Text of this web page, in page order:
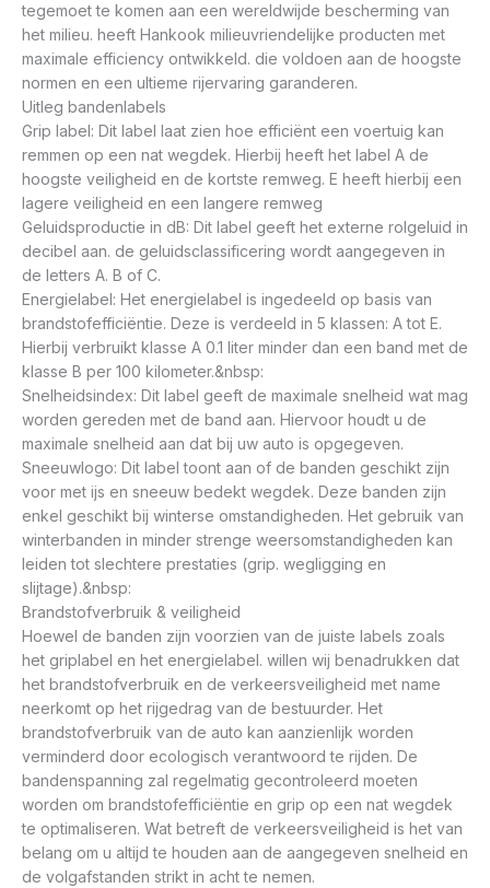
tegemoet te komen aan een wereldwijde bescherming van
het milieu. heeft Hankook milieuvriendelijke producten met
maximale efficiency ontwikkeld. die voldoen aan de hoogste
normen en een ultieme rijervaring garanderen.
Uitleg bandenlabels
Grip label: Dit label laat zien hoe efficiënt een voertuig kan
remmen op een nat wegdek. Hierbij heeft het label A de
hoogste veiligheid en de kortste remweg. E heeft hierbij een
lagere veiligheid en een langere remweg
Geluidsproductie in dB: Dit label geeft het externe rolgeluid in
decibel aan. de geluidsclassificering wordt aangegeven in
de letters A. B of C.
Energielabel: Het energielabel is ingedeeld op basis van
brandstofefficiëntie. Deze is verdeeld in 5 klassen: A tot E.
Hierbij verbruikt klasse A 0.1 liter minder dan een band met de
klasse B per 100 kilometer.&nbsp:
Snelheidsindex: Dit label geeft de maximale snelheid wat mag
worden gereden met de band aan. Hiervoor houdt u de
maximale snelheid aan dat bij uw auto is opgegeven.
Sneeuwlogo: Dit label toont aan of de banden geschikt zijn
voor met ijs en sneeuw bedekt wegdek. Deze banden zijn
enkel geschikt bij winterse omstandigheden. Het gebruik van
winterbanden in minder strenge weersomstandigheden kan
leiden tot slechtere prestaties (grip. wegligging en
slijtage).&nbsp:
Brandstofverbruik & veiligheid
Hoewel de banden zijn voorzien van de juiste labels zoals
het griplabel en het energielabel. willen wij benadrukken dat
het brandstofverbruik en de verkeersveiligheid met name
neerkomt op het rijgedrag van de bestuurder. Het
brandstofverbruik van de auto kan aanzienlijk worden
verminderd door ecologisch verantwoord te rijden. De
bandenspanning zal regelmatig gecontroleerd moeten
worden om brandstofefficiëntie en grip op een nat wegdek
te optimaliseren. Wat betreft de verkeersveiligheid is het van
belang om u altijd te houden aan de aangegeven snelheid en
de volgafstanden strikt in acht te nemen.